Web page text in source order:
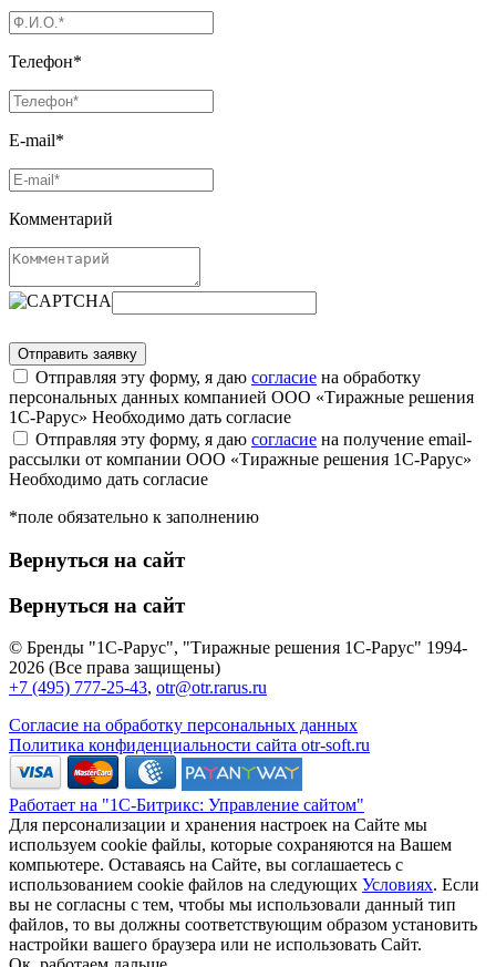
Телефон*
E-mail*
Комментарий
Отправляя эту форму, я даю согласие на обработку
персональных данных компанией ООО «Тиражные решения
1С-Рарус» Необходимо дать согласие
Отправляя эту форму, я даю согласие на получение email-
рассылки от компании ООО «Тиражные решения 1С-Рарус»
Необходимо дать согласие
*поле обязательно к заполнению
Вернуться на сайт
Вернуться на сайт
© Бренды "1С-Рарус", "Тиражные решения 1С-Рарус" 1994-
2026 (Все права защищены)
+7 (495) 777-25-43, otr@otr.rarus.ru
Согласие на обработку персональных данных
Политика конфиденциальности сайта otr-soft.ru
Работает на "1С-Битрикс: Управление сайтом"
Для персонализации и хранения настроек на Сайте мы
используем cookie файлы, которые сохраняются на Вашем
компьютере. Оставаясь на Сайте, вы соглашаетесь с
использованием cookie файлов на следующих Условиях. Если
вы не согласны с тем, чтобы мы использовали данный тип
файлов, то вы должны соответствующим образом установить
настройки вашего браузера или не использовать Сайт.